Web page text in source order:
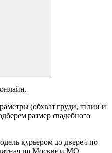
(обхват груди, талии и
размер свадебного
курьером до дверей по
по Москве и МО.